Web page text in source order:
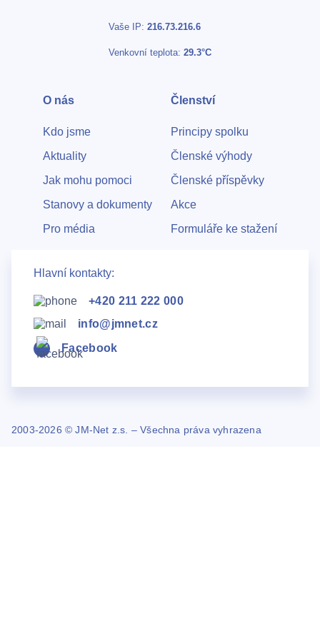
Vaše IP: 216.73.216.6
Venkovní teplota: 29.3°C
O nás
Kdo jsme
Aktuality
Jak mohu pomoci
Stanovy a dokumenty
Pro média
Členství
Principy spolku
Členské výhody
Členské příspěvky
Akce
Formuláře ke stažení
Hlavní kontakty:
+420 211 222 000
info@jmnet.cz
Facebook
2003-2026 © JM-Net z.s. – Všechna práva vyhrazena